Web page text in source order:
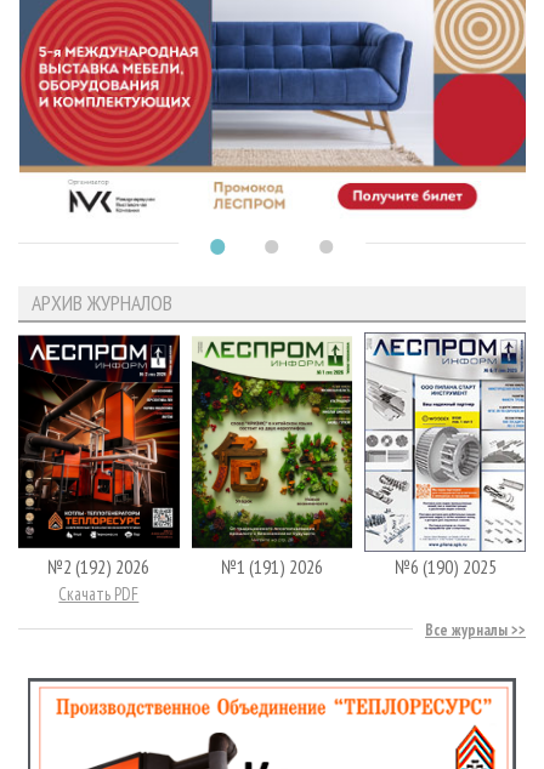
АРХИВ ЖУРНАЛОВ
№2 (192) 2026
Скачать PDF
№1 (191) 2026 №6 (190) 2025
Все журналы